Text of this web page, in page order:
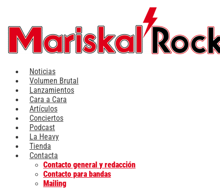
contenido
Noticias
Volumen Brutal
Lanzamientos
Cara a Cara
Artículos
Conciertos
Podcast
La Heavy
Tienda
Contacta
Contacto general y redacción
Contacto para bandas
Mailing